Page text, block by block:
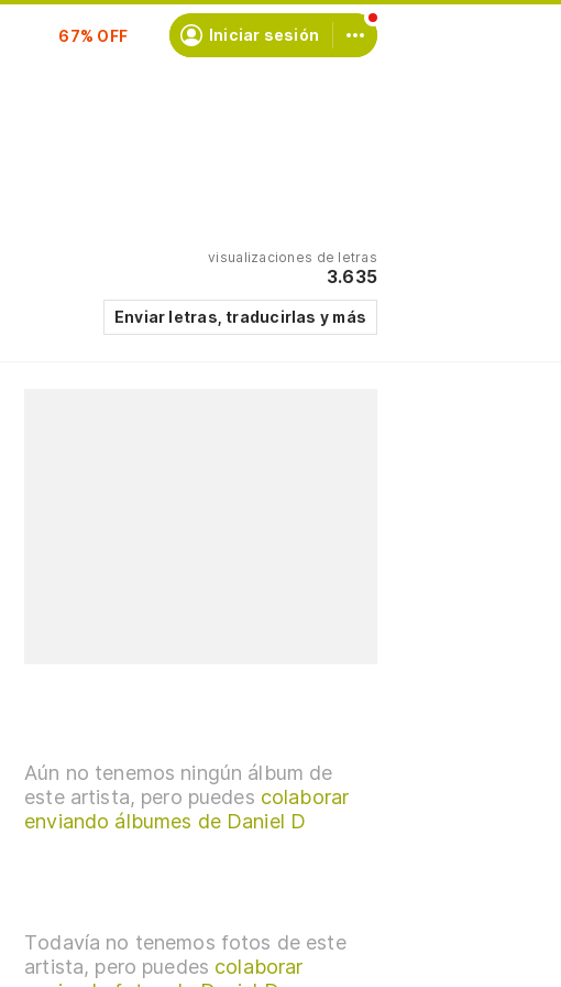
Suscríbete Iniciar sesión
visualizaciones de letras
3.635
Enviar letras, traducirlas y más
Aún no tenemos ningún álbum de
este artista, pero puedes colaborar
enviando álbumes de Daniel D
Todavía no tenemos fotos de este
artista, pero puedes colaborar